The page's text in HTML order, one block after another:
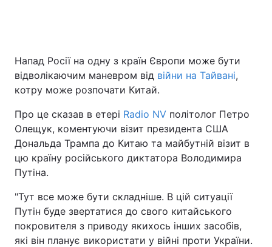
Україна Політика
Спорт Наука
Техно і зв'язок Лайт
Здоров'я Туризм
Цікавинки Погода
Напад Росії на одну з країн Європи може бути
відволікаючим маневром від війни на Тайвані,
котру може розпочати Китай.
Про це сказав в етері Radio NV політолог Петро
Олещук, коментуючи візит президента США
Дональда Трампа до Китаю та майбутній візит в
цю країну російського диктатора Володимира
Путіна.
"Тут все може бути складніше. В цій ситуації
Путін буде звертатися до свого китайського
покровителя з приводу якихось інших засобів,
які він планує використати у війні проти України.